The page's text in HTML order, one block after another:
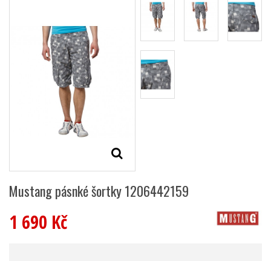
Mustang pásnké šortky 1206442159
1 690 Kč